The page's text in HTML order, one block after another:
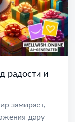
радости и
замирает,
дару